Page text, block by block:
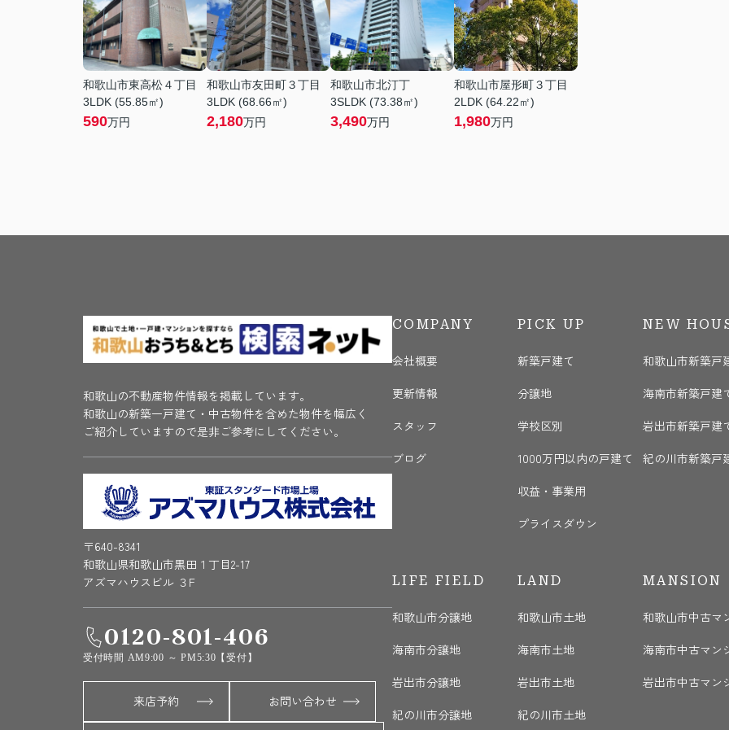
和歌山市東高松４丁目
3LDK (55.85㎡)
590万円
和歌山市友田町３丁目
3LDK (68.66㎡)
2,180万円
和歌山市北汀丁
3SLDK (73.38㎡)
3,490万円
和歌山市屋形町３丁目
2LDK (64.22㎡)
1,980万円
和歌山の不動産物件情報を掲載しています。
和歌山の新築一戸建て・中古物件を含めた物件を幅広く
ご紹介していますので是非ご参考にしてください。
〒640-8341
和歌山県和歌山市黒田１丁目2-17
アズマハウスビル ３F
0120-801-406
受付時間 AM9:00 ～ PM5:30【受付】
来店予約 お問い合わせ
COMPANY
会社概要
更新情報
スタッフ
ブログ
PICK UP
新築戸建て
分譲地
学校区別
1000万円以内の戸建て
収益・事業用
プライスダウン
NEW
和歌山市新築戸
海南市新築戸建
岩出市新築戸建
紀の川市新築戸
LIFE FIELD
和歌山市分譲地
海南市分譲地
岩出市分譲地
紀の川市分譲地
LAND
和歌山市土地
海南市土地
岩出市土地
紀の川市土地
MANSION
和歌山市中古マ
海南市中古マン
岩出市中古マン